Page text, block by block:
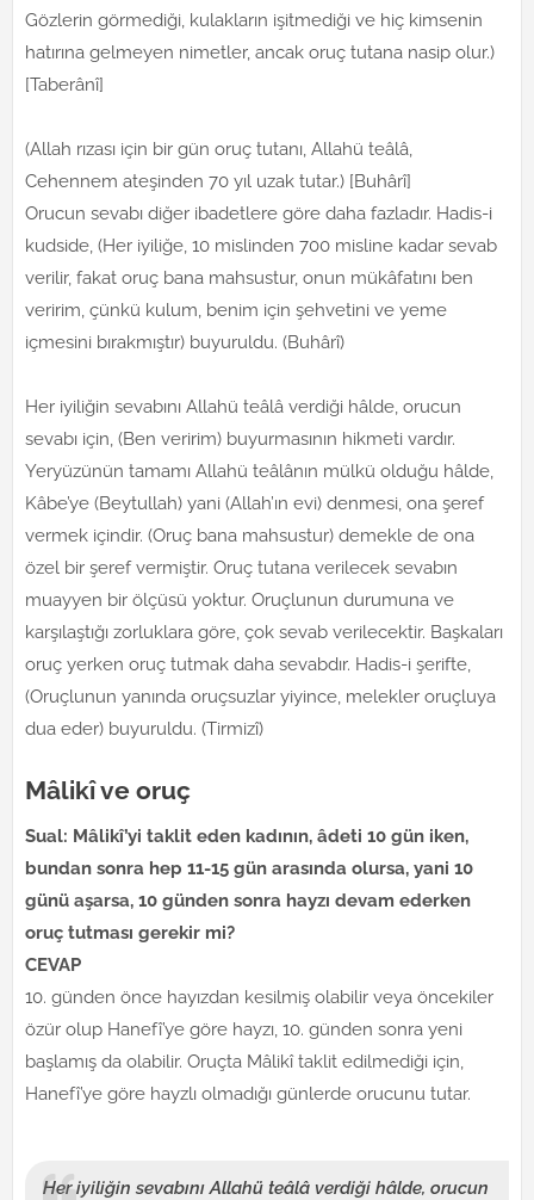
Gözlerin görmediği, kulakların işitmediği ve hiç kimsenin
hatırına gelmeyen nimetler, ancak oruç tutana nasip olur.)
[Taberânî]
(Allah rızası için bir gün oruç tutanı, Allahü teâlâ,
Cehennem ateşinden 70 yıl uzak tutar.) [Buhârî]
Orucun sevabı diğer ibadetlere göre daha fazladır. Hadis-i
kudside, (Her iyiliğe, 10 mislinden 700 misline kadar sevab
verilir, fakat oruç bana mahsustur, onun mükâfatını ben
veririm, çünkü kulum, benim için şehvetini ve yeme
içmesini bırakmıştır) buyuruldu. (Buhârî)
Her iyiliğin sevabını Allahü teâlâ verdiği hâlde, orucun
sevabı için, (Ben veririm) buyurmasının hikmeti vardır.
Yeryüzünün tamamı Allahü teâlânın mülkü olduğu hâlde,
Kâbe’ye (Beytullah) yani (Allah’ın evi) denmesi, ona şeref
vermek içindir. (Oruç bana mahsustur) demekle de ona
özel bir şeref vermiştir. Oruç tutana verilecek sevabın
muayyen bir ölçüsü yoktur. Oruçlunun durumuna ve
karşılaştığı zorluklara göre, çok sevab verilecektir. Başkaları
oruç yerken oruç tutmak daha sevabdır. Hadis-i şerifte,
(Oruçlunun yanında oruçsuzlar yiyince, melekler oruçluya
dua eder) buyuruldu. (Tirmizî)
Mâlikî ve oruç
Sual: Mâlikî’yi taklit eden kadının, âdeti 10 gün iken,
bundan sonra hep 11-15 gün arasında olursa, yani 10
günü aşarsa, 10 günden sonra hayzı devam ederken
oruç tutması gerekir mi?
CEVAP
10. günden önce hayızdan kesilmiş olabilir veya öncekiler
özür olup Hanefî’ye göre hayzı, 10. günden sonra yeni
başlamış da olabilir. Oruçta Mâlikî taklit edilmediği için,
Hanefî’ye göre hayzlı olmadığı günlerde orucunu tutar.
Her iyiliğin sevabını Allahü teâlâ verdiği hâlde, orucun